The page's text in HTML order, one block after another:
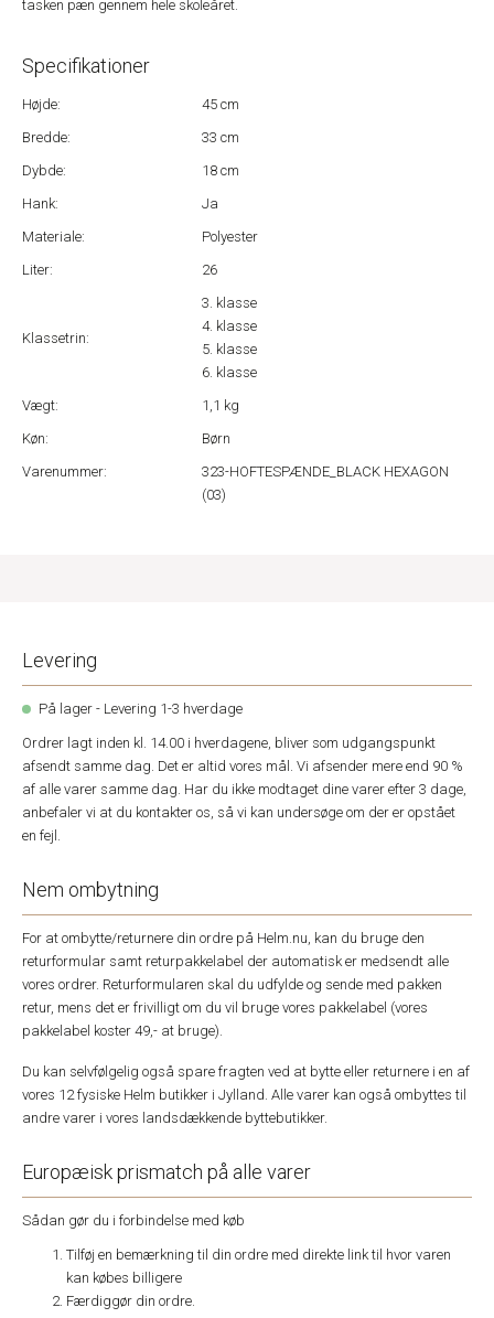
tasken pæn gennem hele skoleåret.
Specifikationer
Højde:
45 cm
Bredde:
33 cm
Dybde:
18 cm
Hank:
Ja
Materiale:
Polyester
Liter:
26
Klassetrin:
3. klasse
4. klasse
5. klasse
6. klasse
Vægt:
1,1 kg
Køn:
Børn
Varenummer:
323-HOFTESPÆNDE_BLACK HEXAGON
(03)
Levering
På lager - Levering 1-3 hverdage
Ordrer lagt inden kl. 14.00 i hverdagene, bliver som udgangspunkt
afsendt samme dag. Det er altid vores mål. Vi afsender mere end 90 %
af alle varer samme dag. Har du ikke modtaget dine varer efter 3 dage,
anbefaler vi at du kontakter os, så vi kan undersøge om der er opstået
en fejl.
Nem ombytning
For at ombytte/returnere din ordre på Helm.nu, kan du bruge den
returformular samt returpakkelabel der automatisk er medsendt alle
vores ordrer. Returformularen skal du udfylde og sende med pakken
retur, mens det er frivilligt om du vil bruge vores pakkelabel (vores
pakkelabel koster 49,- at bruge).
Du kan selvfølgelig også spare fragten ved at bytte eller returnere i en af
vores 12 fysiske Helm butikker i Jylland. Alle varer kan også ombyttes til
andre varer i vores landsdækkende byttebutikker.
Europæisk prismatch på alle varer
Sådan gør du i forbindelse med køb
Tilføj en bemærkning til din ordre med direkte link til hvor varen
kan købes billigere
Færdiggør din ordre.